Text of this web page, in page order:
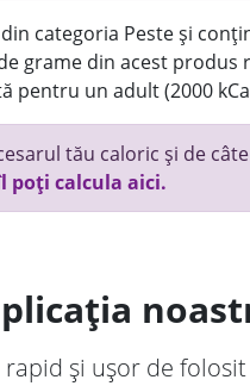
categoria Peste și
grame din acest
pentru un adult (2000
tău caloric și de
poți calcula aici.
rapid și ușor de